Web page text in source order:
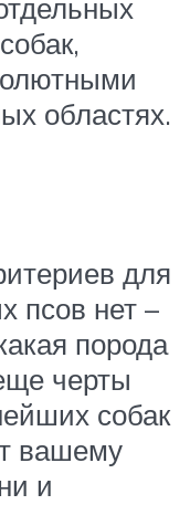
областях.
для
псов нет –
порода
черты
собак
вашему
и